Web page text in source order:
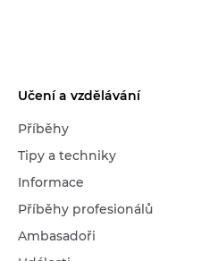
Učení a vzdělávání
Příběhy
Tipy a techniky
Informace
Příběhy profesionálů
Ambasadoři